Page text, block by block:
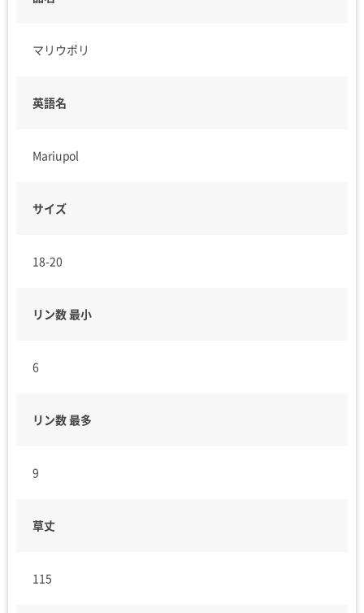
マリウポリ
英語名
Mariupol
サイズ
18-20
リン数 最小
6
リン数 最多
9
草丈
115